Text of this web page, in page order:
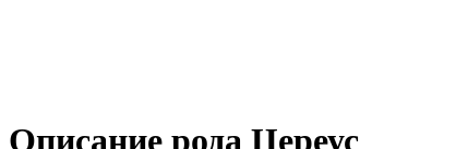
Описание рода Цереус